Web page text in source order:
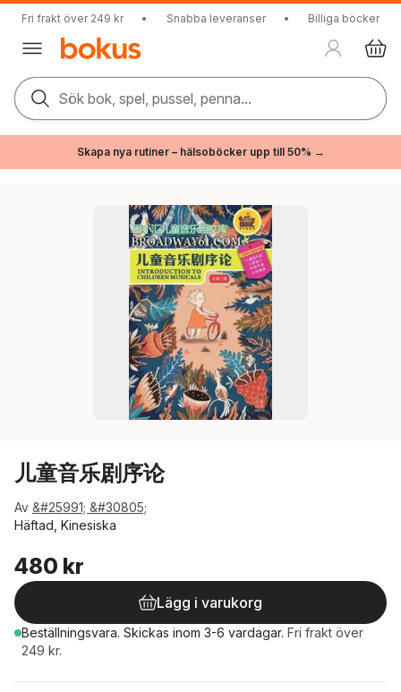
Fri frakt över 249 kr • Snabba leveranser • Billiga böcker
Sök bok, spel, pussel, penna...
Skapa nya rutiner – hälsoböcker upp till 50% →
儿童音乐剧序论
Av &#25991; &#30805;
Häftad, Kinesiska
480 kr
Lägg i varukorg
Beställningsvara. Skickas inom 3-6 vardagar. Fri frakt över
249 kr.